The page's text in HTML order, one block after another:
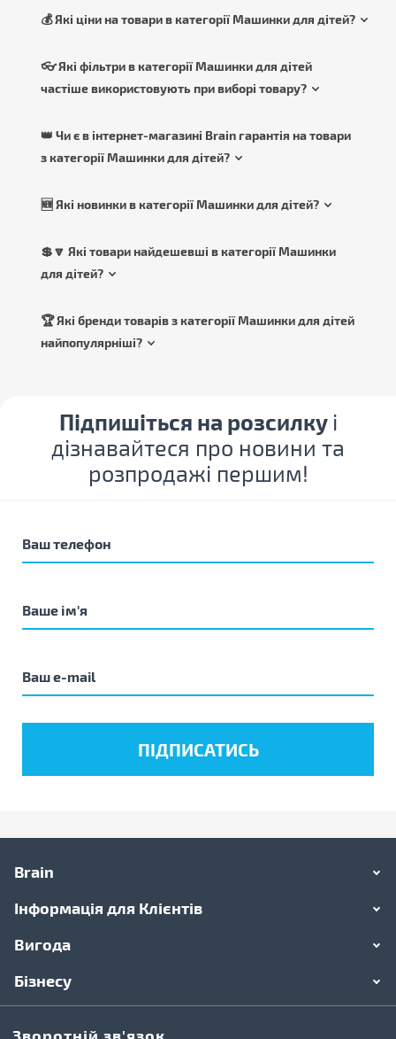
💰 Які ціни на товари в категорії Машинки для дітей?
👓 Які фільтри в категорії Машинки для дітей
частіше використовують при виборі товару?
👑 Чи є в інтернет-магазині Brain гарантія на товари
з категорії Машинки для дітей?
🆕 Які новинки в категорії Машинки для дітей?
💲🔽 Які товари найдешевші в категорії Машинки
для дітей?
🏆 Які бренди товарів з категорії Машинки для дітей
найпопулярніші?
Підпишіться на розсилку і
дізнавайтеся про новини та
розпродажі першим!
Brain
Інформація для Клієнтів
Вигода
Бізнесу
Зворотній зв'язок